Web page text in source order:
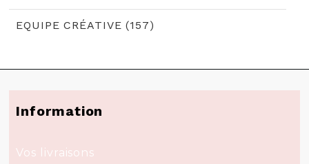
EQUIPE CRÉATIVE (157)
Information
Vos livraisons